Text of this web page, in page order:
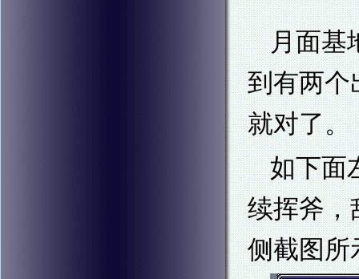
月面基
到有两个
就对了。
如下面
续挥斧，
侧截图所